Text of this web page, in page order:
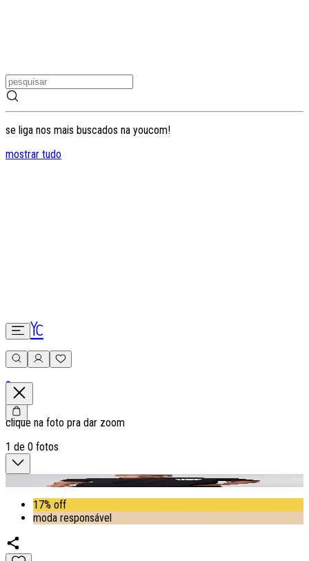
se liga nos mais buscados na youcom!
mostrar tudo
0
clique na foto pra dar zoom
1 de 0 fotos
17% off
moda responsável